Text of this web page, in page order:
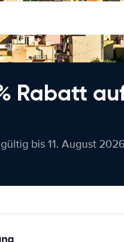
Rabatt
bis 11. August